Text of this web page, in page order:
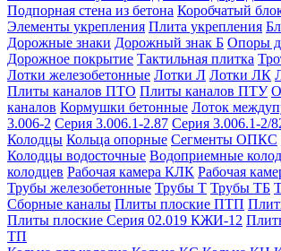
Подпорная стена из бетона Коробчатый
Элементы укрепления Плита укрепления
Дорожные знаки Дорожный знак Б Опоры
Дорожное покрытие Тактильная плитка
Лотки железобетонные Лотки Л Лотки ЛК
Плиты каналов ПТО Плиты каналов ПТУ
каналов Кормушки бетонные Лоток
3.006-2 Серия 3.006.1-2.87 Серия 3.006.1-2/
Колодцы Кольца опорные Сегменты ОПКС
Колодцы водосточные Водоприемные
колодцев Рабочая камера КЛК Рабочая
Трубы железобетонные Трубы Т Трубы ТБ
Сборные каналы Плиты плоские ПТП
Плиты плоские Серия 02.019 КЖИ-12
ТП